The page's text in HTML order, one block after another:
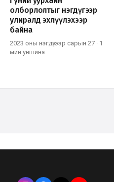
олборлолтыг нэгдүгээр
улиралд эхлүүлэхээр
байна
2023 оны нэгдүгээр сарын 27 · 1
мин уншина